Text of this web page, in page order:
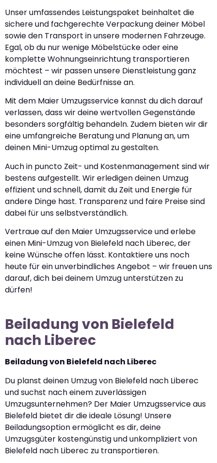
Unser umfassendes Leistungspaket beinhaltet die
sichere und fachgerechte Verpackung deiner Möbel
sowie den Transport in unsere modernen Fahrzeuge.
Egal, ob du nur wenige Möbelstücke oder eine
komplette Wohnungseinrichtung transportieren
möchtest – wir passen unsere Dienstleistung ganz
individuell an deine Bedürfnisse an.
Mit dem Maier Umzugsservice kannst du dich darauf
verlassen, dass wir deine wertvollen Gegenstände
besonders sorgfältig behandeln. Zudem bieten wir dir
eine umfangreiche Beratung und Planung an, um
deinen Mini-Umzug optimal zu gestalten.
Auch in puncto Zeit- und Kostenmanagement sind wir
bestens aufgestellt. Wir erledigen deinen Umzug
effizient und schnell, damit du Zeit und Energie für
andere Dinge hast. Transparenz und faire Preise sind
dabei für uns selbstverständlich.
Vertraue auf den Maier Umzugsservice und erlebe
einen Mini-Umzug von Bielefeld nach Liberec, der
keine Wünsche offen lässt. Kontaktiere uns noch
heute für ein unverbindliches Angebot – wir freuen uns
darauf, dich bei deinem Umzug unterstützen zu
dürfen!
Beiladung von Bielefeld
nach Liberec
Beiladung von Bielefeld nach Liberec
Du planst deinen Umzug von Bielefeld nach Liberec
und suchst nach einem zuverlässigen
Umzugsunternehmen? Der Maier Umzugsservice aus
Bielefeld bietet dir die ideale Lösung! Unsere
Beiladungsoption ermöglicht es dir, deine
Umzugsgüter kostengünstig und unkompliziert von
Bielefeld nach Liberec zu transportieren.